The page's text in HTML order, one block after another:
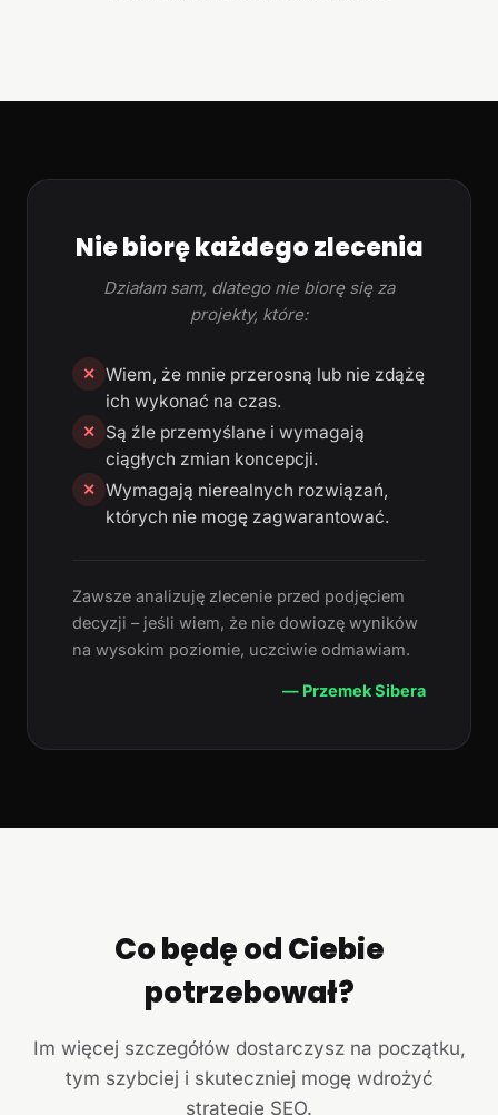
Nie biorę każdego zlecenia
Działam sam, dlatego nie biorę się za
projekty, które:
✕ Wiem, że mnie przerosną lub nie zdążę
ich wykonać na czas.
✕
Są źle przemyślane i wymagają
ciągłych zmian koncepcji.
✕ Wymagają nierealnych rozwiązań,
których nie mogę zagwarantować.
Zawsze analizuję zlecenie przed podjęciem
decyzji – jeśli wiem, że nie dowiozę wyników
na wysokim poziomie, uczciwie odmawiam.
— Przemek Sibera
Co będę od Ciebie
potrzebował?
Im więcej szczegółów dostarczysz na początku,
tym szybciej i skuteczniej mogę wdrożyć
strategię SEO.